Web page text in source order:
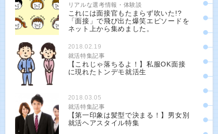
リアルな選考情報・体験談
これには面接官もたまらず吹いた!?
「面接」で飛び出た爆笑エピソードを
ネット上から集めました。
2018.02.19
就活特集記事
【これじゃ落ちるよ！】私服OK面接
に現れたトンデモ就活生
2018.03.05
就活特集記事
【第一印象は髪型で決まる！】男女別
就活ヘアスタイル特集